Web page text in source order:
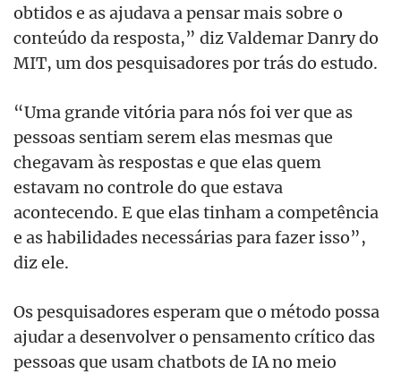
obtidos e as ajudava a pensar mais sobre o
conteúdo da resposta,” diz Valdemar Danry do
MIT, um dos pesquisadores por trás do estudo.
“Uma grande vitória para nós foi ver que as
pessoas sentiam serem elas mesmas que
chegavam às respostas e que elas quem
estavam no controle do que estava
acontecendo. E que elas tinham a competência
e as habilidades necessárias para fazer isso”,
diz ele.
Os pesquisadores esperam que o método possa
ajudar a desenvolver o pensamento crítico das
pessoas que usam chatbots de IA no meio